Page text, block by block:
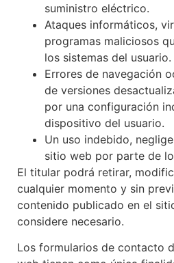
suministro eléctrico.
Ataques informáticos,
programas maliciosos
los sistemas del usuario.
Errores de navegación
de versiones
por una configuración
dispositivo del usuario.
Un uso indebido,
sitio web por parte de
El titular podrá retirar,
cualquier momento y sin
contenido publicado en el
considere necesario.
Los formularios de contacto